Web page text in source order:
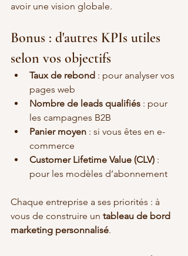
avoir une vision globale.
Bonus : d'autres KPIs utiles
selon vos objectifs
Taux de rebond : pour analyser vos
pages web
Nombre de leads qualifiés : pour
les campagnes B2B
Panier moyen : si vous êtes en e-
commerce
Customer Lifetime Value (CLV) :
pour les modèles d’abonnement
Chaque entreprise a ses priorités : à
vous de construire un tableau de bord
marketing personnalisé.